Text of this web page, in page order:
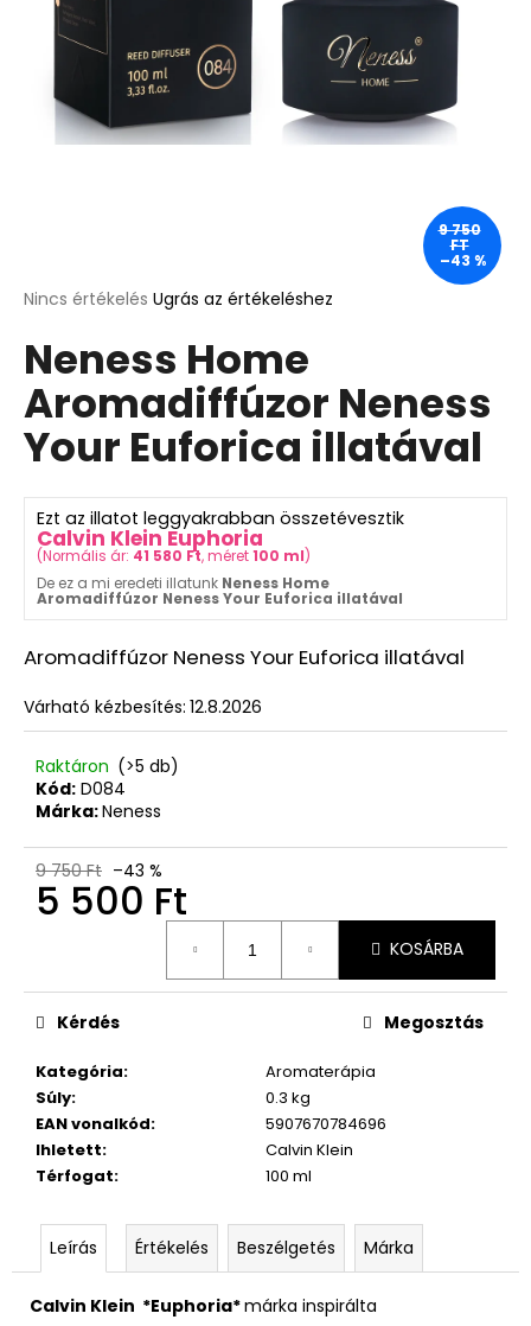
A
átlagos
értékelése
5-
ből
0,0
csillag.
Nincs értékelés Ugrás az értékeléshez
Neness Home
Aromadiffúzor Neness
Your Euforica illatával
Ezt az illatot leggyakrabban összetévesztik
Calvin Klein Euphoria
(Normális ár: 41 580 Ft, méret100 ml)
De ez a mi eredeti illatunk Neness Home
Aromadiffúzor Neness Your Euforica illatával
Aromadiffúzor Neness Your Euforica illatával
Várható kézbesítés: 12.8.2026
Raktáron (>5 db)
Kód: D084
Márka:Neness
9 750 Ft –43 %
5 500 Ft
KOSÁRBA
Kategória:
Aromaterápia
Súly:
0.3 kg
EAN vonalkód:
5907670784696
Ihletett:
Calvin Klein
Térfogat: 100 ml
Kérdés Megosztás
9 750
FT
–43 %
Leírás Értékelés Beszélgetés Márka
Calvin Klein *Euphoria*márka inspirálta
DAYS
VENUS
ROLL-
ON
PERFUME
ROLL-
ON
PARFÜM
10
ML
550
Ft
8
Ft